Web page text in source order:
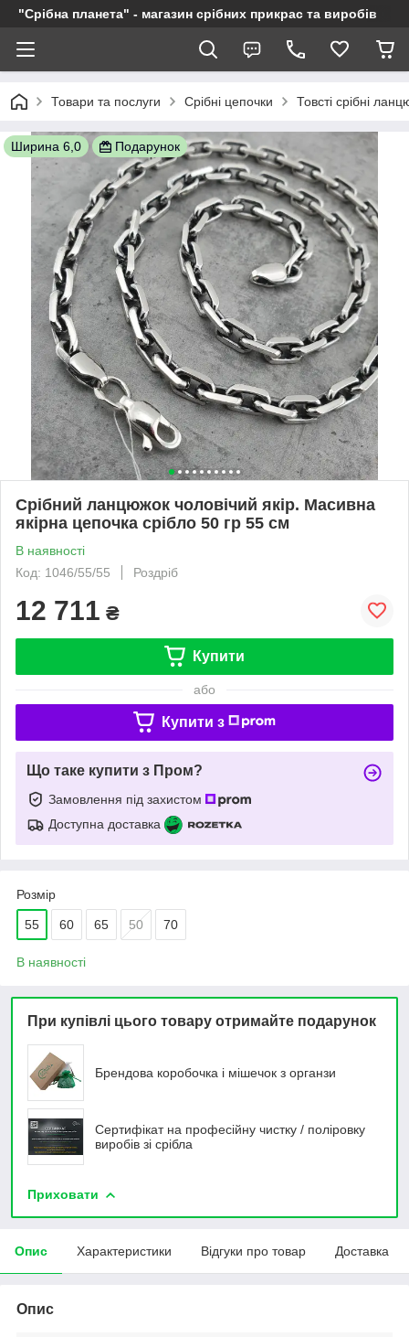
"Срібна планета" - магазин срібних прикрас та виробів
Товари та послуги Срібні цепочки Товсті срібні
Ширина 6,0 Подарунок
Срібний ланцюжок чоловічий якір. Масивна
якірна цепочка срібло 50 гр 55 см
В наявності
Код: 1046/55/55
Роздріб
12 711 ₴
Купити
або
Купити з
Що таке купити з Пром?
Замовлення під захистом
Доступна доставка
Розмір
55 60 65 50 70
В наявності
При купівлі цього товару отримайте подарунок
Брендова коробочка і мішечок з органзи
Сертифікат на професійну чистку / поліровку
виробів зі срібла
Приховати
Опис Характеристики Відгуки про товар Доставка
Опис